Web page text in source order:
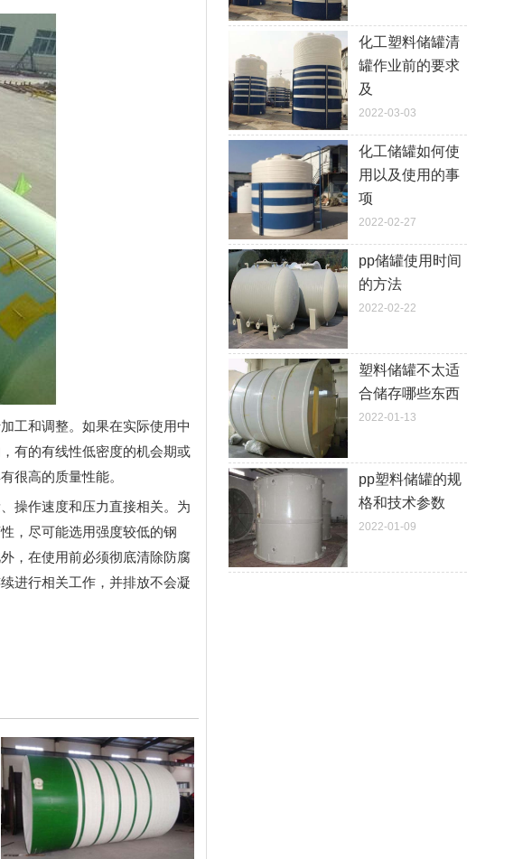
化工塑料储罐清
罐作业前的要求
及
2022-03-03
化工储罐如何使
用以及使用的事
项
2022-02-27
pp储罐使用时间
的方法
2022-02-22
塑料储罐不太适
合储存哪些东西
2022-01-13
pp塑料储罐的规
格和技术参数
2022-01-09
工和调整。如果在实际使用中
有的有线性低密度的机会期或
很高的质量性能。
操作速度和压力直接相关。为
，尽可能选用强度较低的钢
，在使用前必须彻底清除防腐
进行相关工作，并排放不会凝